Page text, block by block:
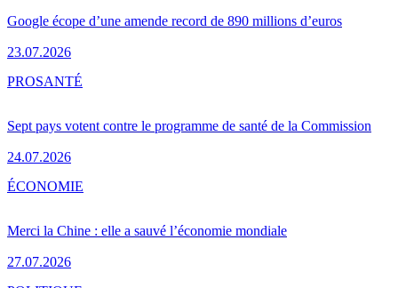
Google écope d’une amende record de 890 millions d’euros
23.07.2026
Sept pays votent contre le programme de santé de la Commission
24.07.2026
PROSANTÉ
Merci la Chine : elle a sauvé l’économie mondiale
27.07.2026
ÉCONOMIE